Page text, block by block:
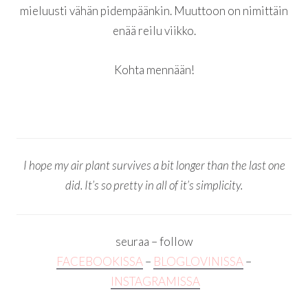
mieluusti vähän pidempäänkin. Muuttoon on nimittäin
enää reilu viikko.
Kohta mennään!
I hope my air plant survives a bit longer than the last one
did. It’s so pretty in all of it’s simplicity.
seuraa – follow
FACEBOOKISSA – BLOGLOVINISSA –
INSTAGRAMISSA